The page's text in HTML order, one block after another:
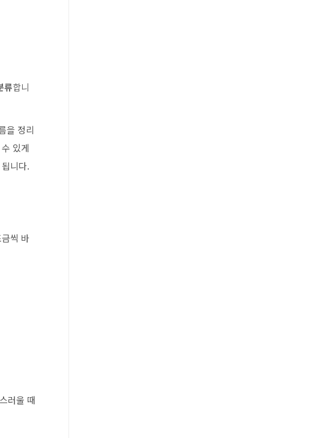
류합니
을 정리
있게
니다.
씩 바
러울 때